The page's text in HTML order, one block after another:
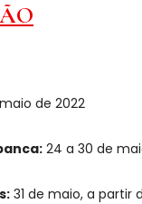
de 2022
24 a 30 de
31 de maio, a partir